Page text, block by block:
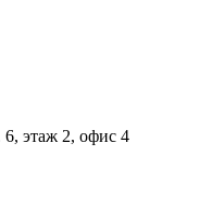
6, этаж 2, офис 4